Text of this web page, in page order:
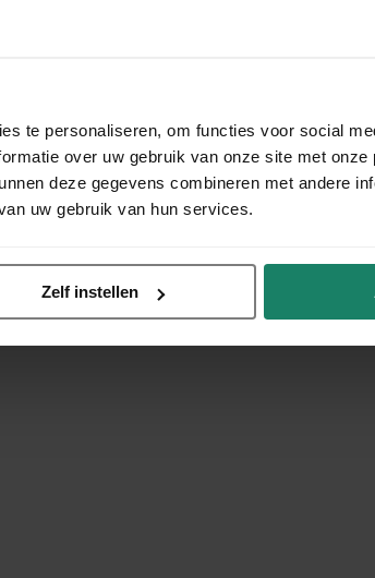
te personaliseren, om functies voor social
over uw gebruik van onze site met
deze gegevens combineren met andere
uw gebruik van hun services.
Zelf instellen